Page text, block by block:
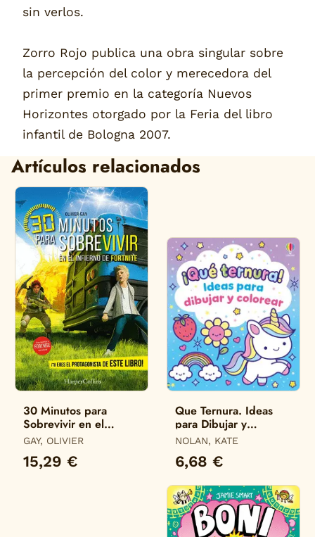
sin verlos.
Zorro Rojo publica una obra singular sobre
la percepción del color y merecedora del
primer premio en la categoría Nuevos
Horizontes otorgado por la Feria del libro
infantil de Bologna 2007.
Artículos relacionados
30 Minutos para
Sobrevivir en el
Infierno de Fortnite
GAY, OLIVIER
15,29 €
Que Ternura. Ideas
para Dibujar y
Colorear
NOLAN, KATE
6,68 €